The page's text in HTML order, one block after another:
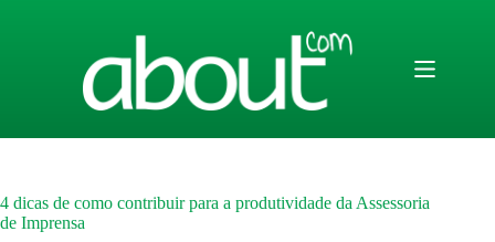
4 dicas de como contribuir para a produtividade da Assessoria
de Imprensa